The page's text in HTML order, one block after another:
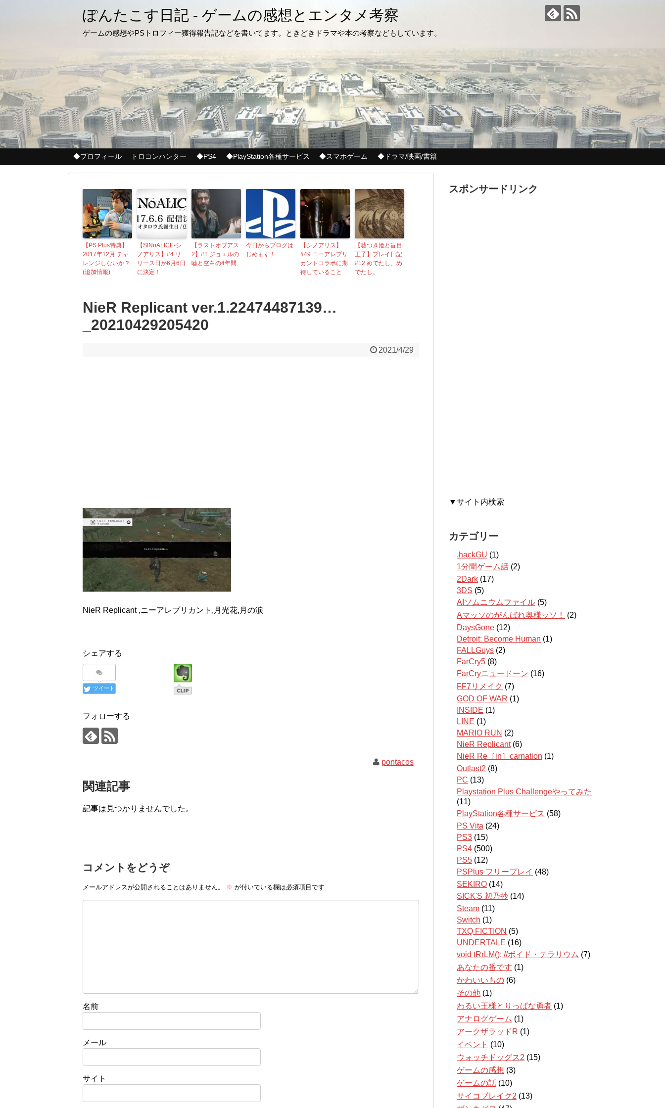
ぽんたこす日記 - ゲームの感想とエンタメ考察
ゲームの感想やPSトロフィー獲得報告記などを書いてます。ときどきドラマや本の考察などもしています。
◆プロフィール トロコンハンター ◆PS4 ◆PlayStation各種サービス ◆スマホゲーム ◆ドラマ/映画/書籍
【PS Plus特典】
2017年12月 チャ
レンジしないか？
(追加情報)
【SINoALICE-シ
ノアリス】#4 リ
リース日が6月6日
に決定！
【ラストオブアス
2】#1 ジョエルの
嘘と空白の4年間
今日からブログは
じめます！
【シノアリス】
#49 ニーアレプリ
カントコラボに期
待していること
【嘘つき姫と盲目
王子】プレイ日記
#12 めでたし、め
でたし。
NieR Replicant ver.1.22474487139…
_20210429205420
2021/4/29
NieR Replicant ,ニーアレプリカント,月光花,月の涙
シェアする
ツイート
フォローする
pontacos
関連記事
記事は見つかりませんでした。
コメントをどうぞ
メールアドレスが公開されることはありません。 ※ が付いている欄は必須項目です
名前
メール
サイト
スポンサードリンク
▼サイト内検索
カテゴリー
.hackGU (1)
1分間ゲーム話 (2)
2Dark (17)
3DS (5)
AIソムニウムファイル (5)
Aマッソのがんばれ奥様ッソ！
(2)
DaysGone (12)
Detroit: Become Human (1)
FALLGuys (2)
FarCry5 (8)
FarCryニュードーン (16)
FF7リメイク (7)
GOD OF WAR (1)
INSIDE (1)
LINE (1)
MARIO RUN (2)
NieR Replicant(6)
NieR Re［in］carnation (1)
Outlast2 (8)
PC (13)
Playstation Plus Challengeやってみた
(11)
PlayStation各種サービス (58)
PS Vita (24)
PS3 (15)
PS4 (500)
PS5 (12)
PSPlus フリープレイ (48)
SEKIRO (14)
SICK'S 恕乃抄 (14)
Steam (11)
Switch (1)
TXQ FICTION (5)
UNDERTALE (16)
void tRrLM(); //ボイド・テラリウム (7)
あなたの番です (1)
かわいいもの (6)
その他 (1)
わるい王様とりっぱな勇者 (1)
アナログゲーム (1)
アークザラッドR (1)
イベント (10)
ウォッチドッグス2 (15)
ゲームの感想 (3)
ゲームの話 (10)
サイコブレイク2 (13)